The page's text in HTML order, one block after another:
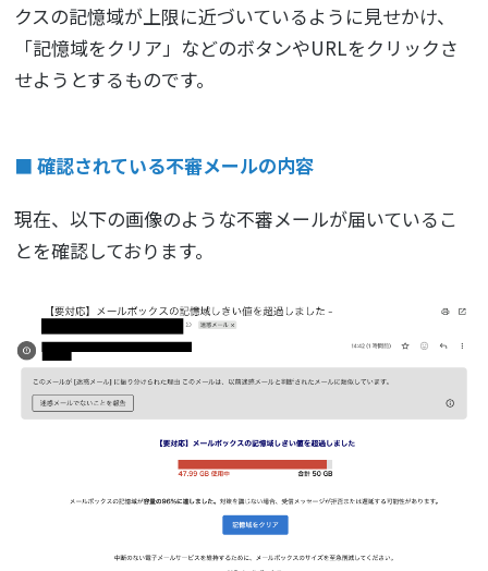
クスの記憶域が上限に近づいているように見せかけ、
「記憶域をクリア」などのボタンやURLをクリックさ
せようとするものです。
■ 確認されている不審メールの内容
現在、以下の画像のような不審メールが届いているこ
とを確認しております。